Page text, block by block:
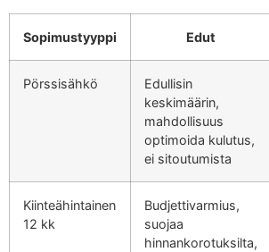
Sopimustyyppi Edut
Pörssisähkö
Edullisin
keskimäärin,
mahdollisuus
optimoida kulutus,
ei sitoutumista
Kiinteähintainen
12 kk
Budjettivarmius,
suojaa
hinnankorotuksilta,